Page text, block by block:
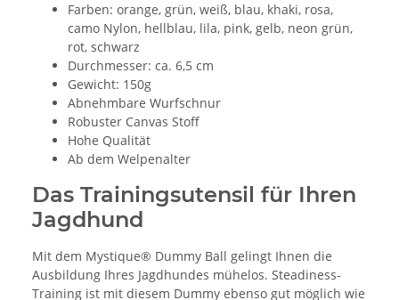
Farben: orange, grün, weiß, blau, khaki, rosa,
camo Nylon, hellblau, lila, pink, gelb, neon grün,
rot, schwarz
Durchmesser: ca. 6,5 cm
Gewicht: 150g
Abnehmbare Wurfschnur
Robuster Canvas Stoff
Hohe Qualität
Ab dem Welpenalter
Das Trainingsutensil für Ihren
Jagdhund
Mit dem Mystique® Dummy Ball gelingt Ihnen die
Ausbildung Ihres Jagdhundes mühelos. Steadiness-
Training ist mit diesem Dummy ebenso gut möglich wie